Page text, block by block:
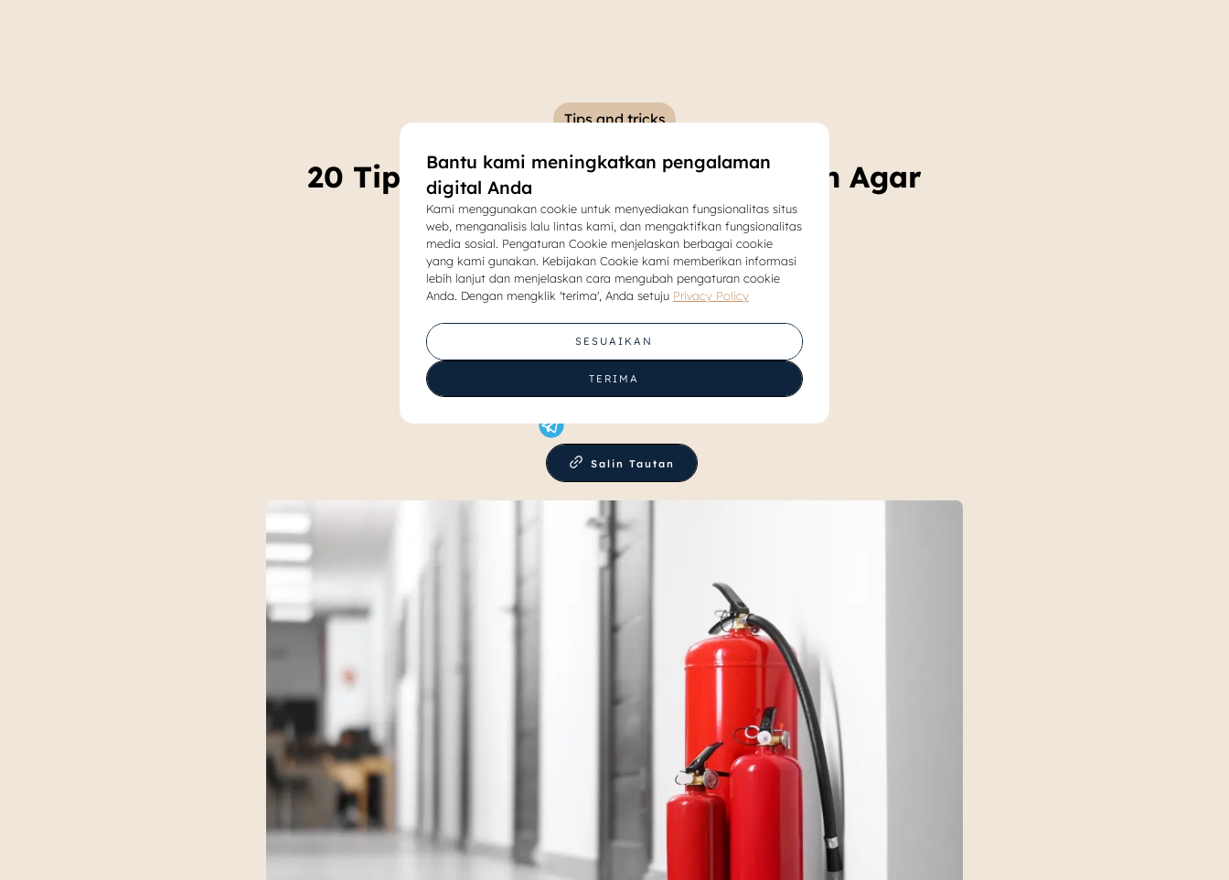
Tips and tricks
20 Tips Menata Interior Apartemen Agar
Nyaman
03 December 2025
Salin Tautan
Bantu kami meningkatkan pengalaman
digital Anda
Kami menggunakan cookie untuk menyediakan fungsionalitas situs
web, menganalisis lalu lintas kami, dan mengaktifkan fungsionalitas
media sosial. Pengaturan Cookie menjelaskan berbagai cookie
yang kami gunakan. Kebijakan Cookie kami memberikan informasi
lebih lanjut dan menjelaskan cara mengubah pengaturan cookie
Anda. Dengan mengklik 'terima', Anda setuju Privacy Policy
SESUAIKAN
TERIMA